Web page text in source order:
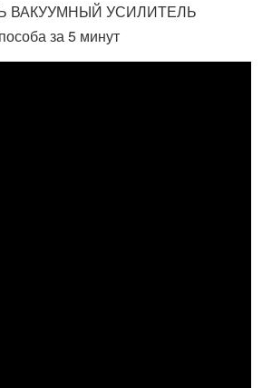
ВАКУУМНЫЙ УСИЛИТЕЛЬ
за 5 минут